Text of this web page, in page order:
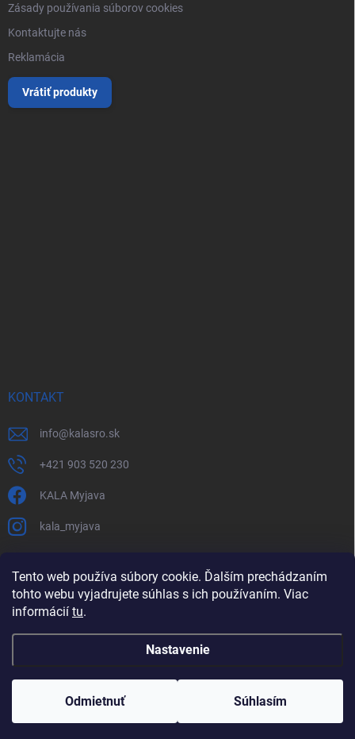
Tento web používa súbory cookie. Ďalším prechádzaním
tohto webu vyjadrujete súhlas s ich používaním. Viac
informácií tu.
Nastavenie
Odmietnuť Súhlasím
Zásady používania súborov cookies
Kontaktujte nás
Reklamácia
Vrátiť produkty
KONTAKT
info@kalasro.sk
+421 903 520 230
KALA Myjava
kala_myjava
Vytvoril Shoptet
Copyright 2026KALA Myjava s. r. o.. Všetky práva vyhradené.Upraviť